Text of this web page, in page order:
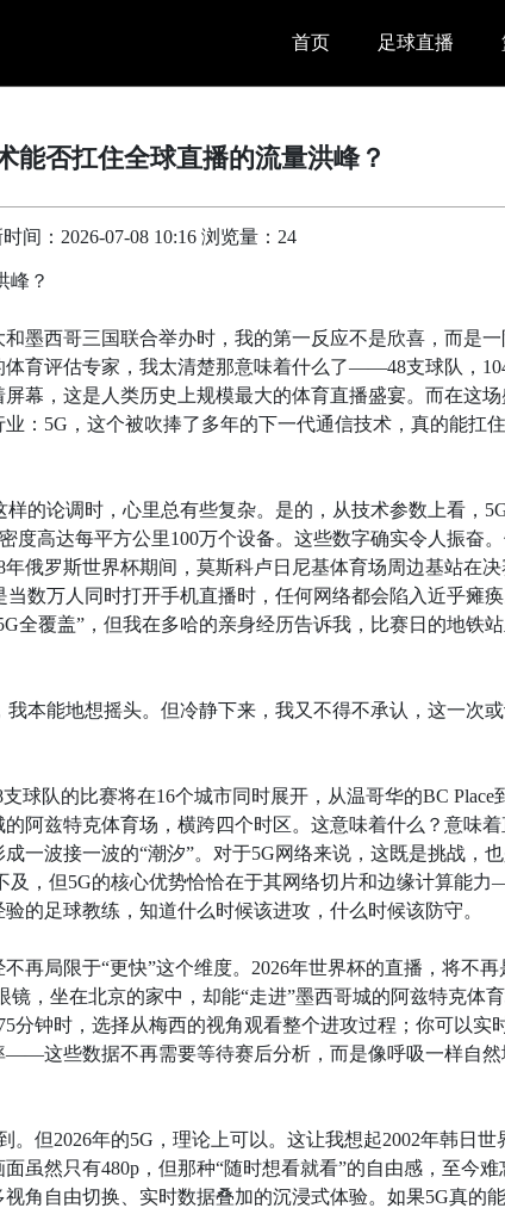
首页 足球直播
能否扛住全球直播的流量洪峰？
间：2026-07-08 10:16 浏览量：24
峰？
墨西哥三国联合举办时，我的第一反应不是欣喜，而是一
育评估专家，我太清楚那意味着什么了——48支球队，
幕，这是人类历史上规模最大的体育直播盛宴。而在这
：5G，这个被吹捧了多年的下一代通信技术，真的能扛
的论调时，心里总有些复杂。是的，从技术参数上看，
度高达每平方公里100万个设备。这些数字确实令人振奋
俄罗斯世界杯期间，莫斯科卢日尼基体育场周边基站在
数万人同时打开手机直播时，任何网络都会陷入近乎瘫痪
全覆盖”，但我在多哈的亲身经历告诉我，比赛日的地铁站
我本能地想摇头。但冷静下来，我又不得不承认，这一次
球队的比赛将在16个城市同时展开，从温哥华的BC Place
阿兹特克体育场，横跨四个时区。这意味着什么？意味着
一波接一波的“潮汐”。对于5G网络来说，这既是挑战，
及，但5G的核心优势恰恰在于其网络切片和边缘计算能
的足球教练，知道什么时候该进攻，什么时候该防守。
再局限于“更快”这个维度。2026年世界杯的直播，将不再
，坐在北京的家中，却能“走进”墨西哥城的阿兹特克体育
分钟时，选择从梅西的视角观看整个进攻过程；你可以实
——这些数据不再需要等待赛后分析，而是像呼吸一样自然
但2026年的5G，理论上可以。这让我想起2002年韩日世
然只有480p，但那种“随时想看就看”的自由感，至今难
角自由切换、实时数据叠加的沉浸式体验。如果5G真的